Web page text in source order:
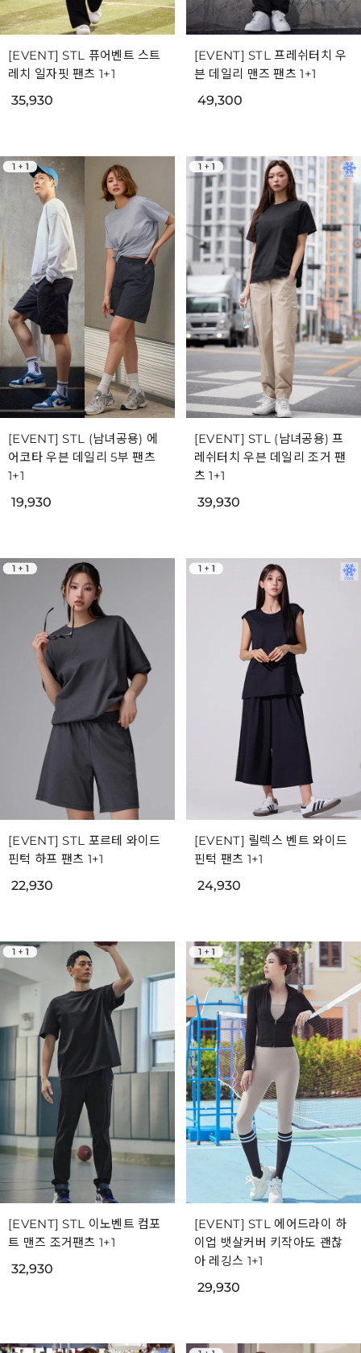
[EVENT] STL 퓨어벤트 스트
레치 일자핏 팬츠 1+1
35,930
[EVENT] STL 프레쉬터치 우
븐 데일리 맨즈 팬츠 1+1
49,300
[EVENT] STL (남녀공용) 에
어코타 우븐 데일리 5부 팬츠
1+1
19,930
[EVENT] STL (남녀공용) 프
레쉬터치 우븐 데일리 조거 팬
츠 1+1
39,930
[EVENT] STL 포르테 와이드
핀턱 하프 팬츠 1+1
22,930
[EVENT] 릴렉스 벤트 와이드
핀턱 팬츠 1+1
24,930
[EVENT] STL 이노벤트 컴포
트 맨즈 조거팬츠 1+1
32,930
[EVENT] STL 에어드라이 하
이업 뱃살커버 키작아도 괜찮
아 레깅스 1+1
29,930